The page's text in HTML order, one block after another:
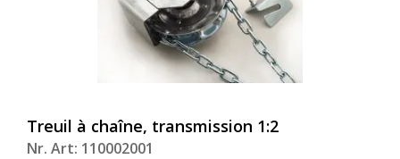
Treuil à chaîne, transmission 1:2
Nr. Art: 110002001